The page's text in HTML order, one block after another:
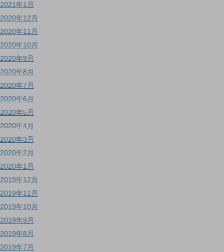
2021年1月
2020年12月
2020年11月
2020年10月
2020年9月
2020年8月
2020年7月
2020年6月
2020年5月
2020年4月
2020年3月
2020年2月
2020年1月
2019年12月
2019年11月
2019年10月
2019年9月
2019年8月
2019年7月